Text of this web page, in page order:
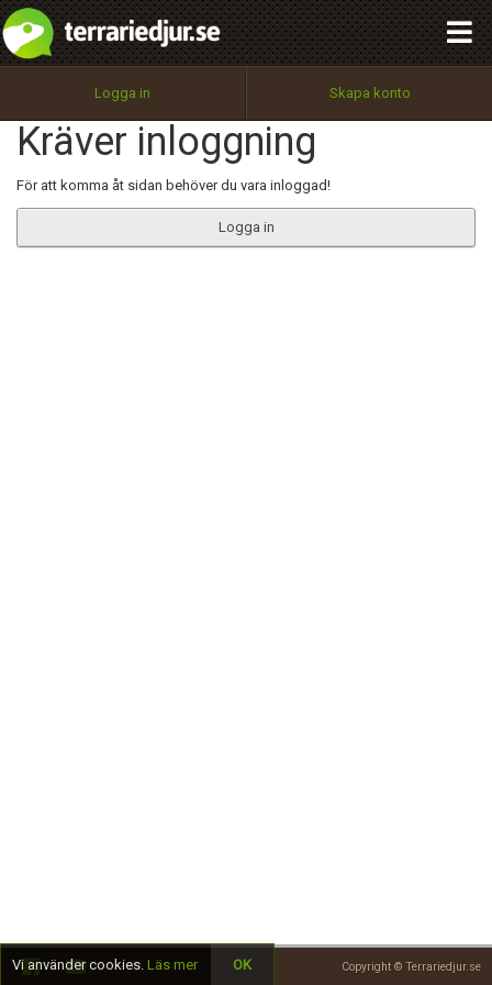
Logga in Skapa konto
Kräver inloggning
För att komma åt sidan behöver du vara inloggad!
Logga in
Copyright © Terrariedjur.se
Utför
100%
OK
integritetspolicy
Namn:
Epost:
Begär nytt lösenord
Tillbaka till förstasidan
Vi använder cookies. Läs mer OK